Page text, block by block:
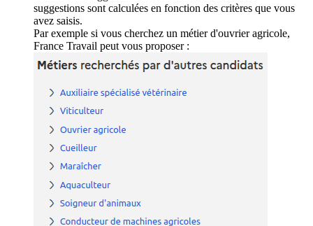
suggestions sont calculées en fonction des critères que vous
avez saisis.
Par exemple si vous cherchez un métier d'ouvrier agricole,
France Travail peut vous proposer :